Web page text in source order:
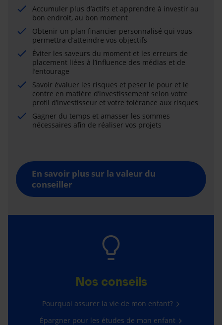
Accumuler plus d’actifs et apprendre à investir au
bon endroit, au bon moment
Obtenir un plan financier personnalisé qui vous
permettra d’atteindre vos objectifs
Éviter les saveurs du moment et les erreurs de
placement liées à l’influence des médias et de
l’entourage
Savoir évaluer les risques et peser le pour et le
contre en matière d’investissement selon votre
profil d’investisseur et votre tolérance aux risques
Gagner du temps et amasser les sommes
nécessaires afin de réaliser vos projets
En savoir plus sur la valeur du
conseiller
Nos conseils
Pourquoi assurer la vie de mon enfant?
Épargner pour les études de mon enfant